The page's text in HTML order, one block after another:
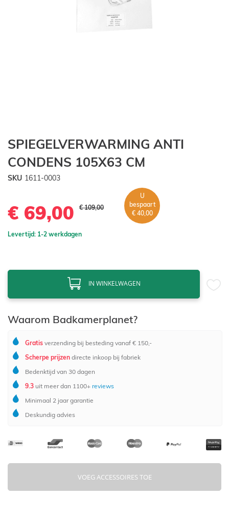
Ga
naar
het
begin
van
gallerij
SPIEGELVERWARMING ANTI
CONDENS 105X63 CM
SKU 1611-0003
€ 69,00 € 109,00
U
bespaart
€ 40,00
Levertijd: 1-2 werkdagen
IN WINKELWAGEN
Waarom Badkamerplanet?
Gratis verzending bij besteding vanaf € 150,-
Scherpe prijzen directe inkoop bij fabriek
Bedenktijd van 30 dagen
9.3 uit meer dan 1100+ reviews
Minimaal 2 jaar garantie
Deskundig advies
VOEG ACCESSOIRES TOE